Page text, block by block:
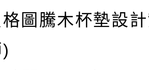
圖騰木杯墊設